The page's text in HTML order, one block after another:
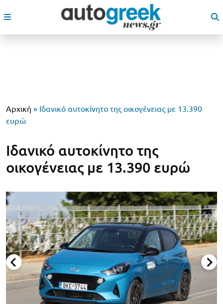
Αρχική » Ιδανικό αυτοκίνητο της οικογένειας με 13.390
ευρώ
Ιδανικό αυτοκίνητο της
οικογένειας με 13.390 ευρώ